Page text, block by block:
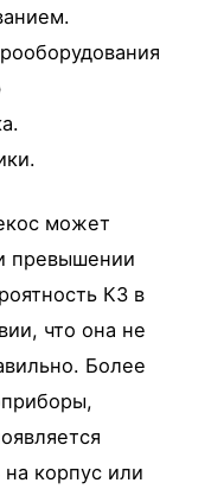
может
превышении
КЗ в
что она не
Более
корпус или